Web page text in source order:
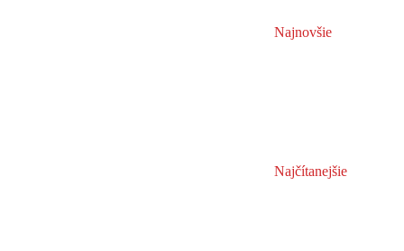
Najnovšie
Najčítanejšie